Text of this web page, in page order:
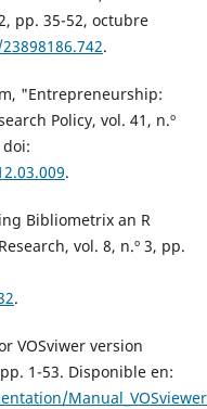
pp. 35-52, octubre
.
"Entrepreneurship:
Policy, vol. 41, n.º
.
Bibliometrix an R
vol. 8, n.º 3, pp.
.
VOSviwer version
1-53. Disponible en: